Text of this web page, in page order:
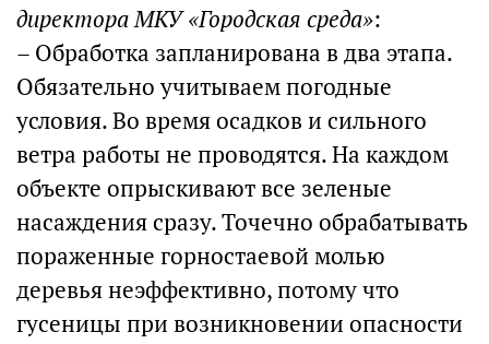
директора МКУ «Городская среда»:
– Обработка запланирована в два этапа.
Обязательно учитываем погодные
условия. Во время осадков и сильного
ветра работы не проводятся. На каждом
объекте опрыскивают все зеленые
насаждения сразу. Точечно обрабатывать
пораженные горностаевой молью
деревья неэффективно, потому что
гусеницы при возникновении опасности